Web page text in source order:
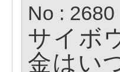
No : 2680
サイボ
金はい